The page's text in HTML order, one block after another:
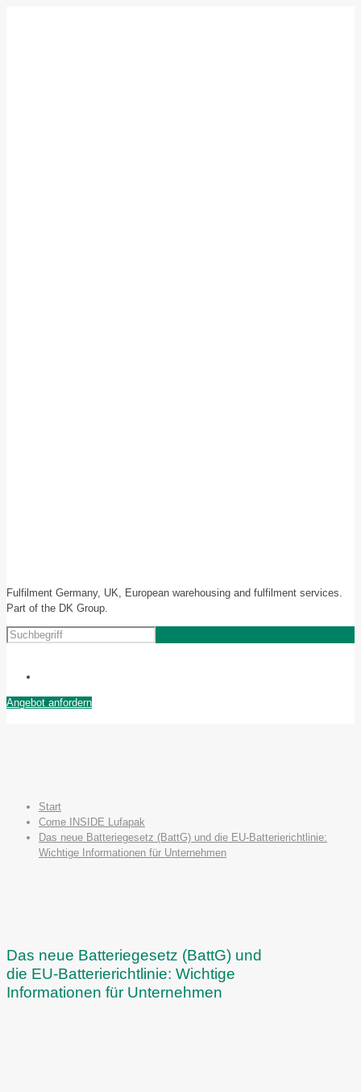
Fulfilment Germany, UK, European warehousing and fulfilment services.
Part of the DK Group.
Angebot anfordern
Start
Come INSIDE Lufapak
Das neue Batteriegesetz (BattG) und die EU-Batterierichtlinie:
Wichtige Informationen für Unternehmen
Das neue Batteriegesetz (BattG) und
die EU-Batterierichtlinie: Wichtige
Informationen für Unternehmen